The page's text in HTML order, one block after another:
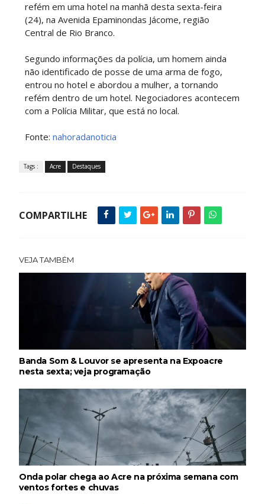
refém em uma hotel na manhã desta sexta-feira
(24), na Avenida Epaminondas Jácome, região
Central de Rio Branco.
Segundo informações da polícia, um homem ainda
não identificado de posse de uma arma de fogo,
entrou no hotel e abordou a mulher, a tornando
refém dentro de um hotel. Negociadores acontecem
com a Polícia Militar, que está no local.
Fonte: nahoradanoticia
Tags : Acre Destaques
COMPARTILHE
VEJA TAMBÉM
Banda Som & Louvor se apresenta na Expoacre
nesta sexta; veja programação
Onda polar chega ao Acre na próxima semana com
ventos fortes e chuvas